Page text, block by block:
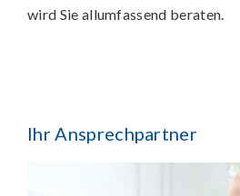
wird Sie allumfassend beraten.
Ihr Ansprechpartner